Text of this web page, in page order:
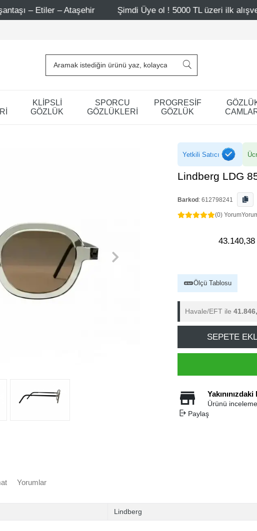
– Ataşehir Şimdi Üye ol ! 5000 TL üzeri ilk alışverişinde 500
KLİPSLİ
GÖZLÜK
SPORCU
GÖZLÜKLERİ
PROGRESİF
GÖZLÜK
Yetkili Satıcı
Lindberg LDG
Barkod : 612798241
(0) Yorum
43.140,38
Ölçü Tablosu
Havale/EFT ile
SEPETE
Ürünü
Paylaş
Yorumlar
Lindberg